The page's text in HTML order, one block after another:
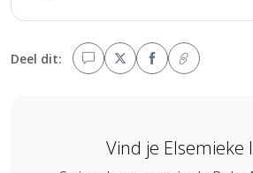
Deel dit:
Vind je Elsemieke